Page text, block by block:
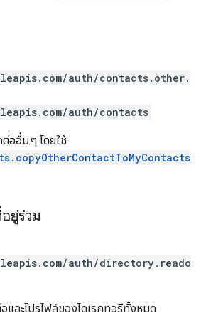
auth/contacts.other.
auth/contacts
ออื่นๆ โดยใช้
ยู่ร่วม
auth/directory.reado
และโปรไฟล์ของไดเรกทอรีทั้งหมด